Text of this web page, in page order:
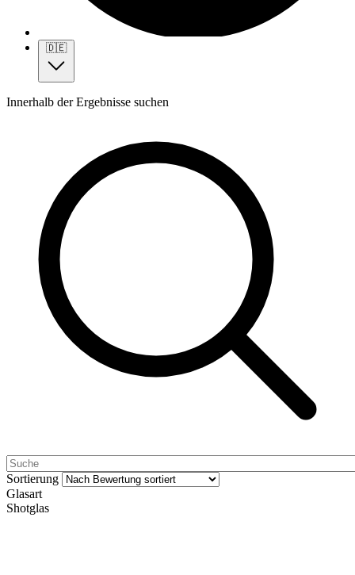
🇩🇪
Innerhalb der Ergebnisse suchen
Sortierung
Glasart
Shotglas